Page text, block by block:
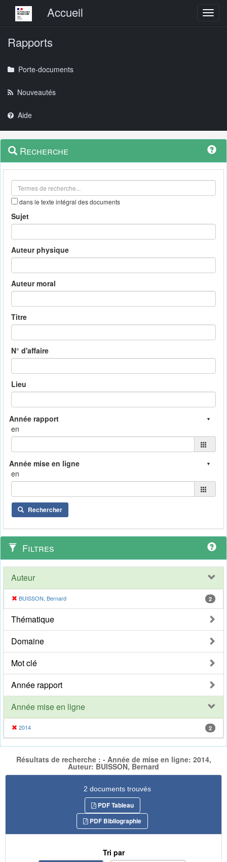
Menu principalAccueil
Rapports
Porte-documents
Nouveautés
Aide
Navigation
outils
Menu
contextuel
Recherche
dans le texte intégral des documents
Sujet
Auteur physique
Auteur moral
Titre
N° d'affaire
Lieu
en
en
Rechercher
Filtres
Auteur
BUISSON, Bernard 2
Thématique
Domaine
Mot clé
Année rapport
Année mise en ligne
2014 2
Résultats de recherche : - Année de mise en ligne: 2014,
Auteur: BUISSON, Bernard
2 documents trouvés
PDF Tableau
PDF Bibliographie
Tri par